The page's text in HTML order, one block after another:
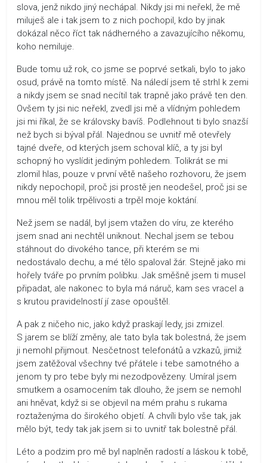
slova, jenž nikdo jiný nechápal. Nikdy jsi mi neřekl, že mě
miluješ ale i tak jsem to z nich pochopil, kdo by jinak
dokázal něco říct tak nádherného a zavazujícího někomu,
koho nemiluje.
Bude tomu už rok, co jsme se poprvé setkali, bylo to jako
osud, právě na tomto místě. Na náledí jsem tě strhl k zemi
a nikdy jsem se snad necítil tak trapně jako právě ten den.
Ovšem ty jsi nic neřekl, zvedl jsi mě a vlídným pohledem
jsi mi říkal, že se královsky bavíš. Podlehnout ti bylo snazší
než bych si býval přál. Najednou se uvnitř mě otevřely
tajné dveře, od kterých jsem schoval klíč, a ty jsi byl
schopný ho vyslídit jediným pohledem. Tolikrát se mi
zlomil hlas, pouze v první větě našeho rozhovoru, že jsem
nikdy nepochopil, proč jsi prostě jen neodešel, proč jsi se
mnou měl tolik trpělivosti a trpěl moje koktání.
Než jsem se nadál, byl jsem vtažen do víru, ze kterého
jsem snad ani nechtěl uniknout. Nechal jsem se tebou
stáhnout do divokého tance, při kterém se mi
nedostávalo dechu, a mé tělo spaloval žár. Stejně jako mi
hořely tváře po prvním polibku. Jak směšně jsem ti musel
připadat, ale nakonec to byla má náruč, kam ses vracel a
s krutou pravidelností jí zase opouštěl.
A pak z ničeho nic, jako když praskají ledy, jsi zmizel.
S jarem se blíží změny, ale tato byla tak bolestná, že jsem
ji nemohl přijmout. Nesčetnost telefonátů a vzkazů, jimiž
jsem zatěžoval všechny tvé přátele i tebe samotného a
jenom ty pro tebe byly mi nezodpovězeny. Umíral jsem
smutkem a osamocením tak dlouho, že jsem se nemohl
ani hněvat, když si se objevil na mém prahu s rukama
roztaženýma do širokého objetí. A chvíli bylo vše tak, jak
mělo být, tedy tak jak jsem si to uvnitř tak bolestně přál.
Léto a podzim pro mě byl naplněn radostí a láskou k tobě,